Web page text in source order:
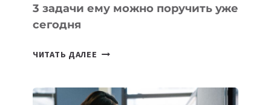
3 задачи ему можно поручить уже
сегодня
ЧИТАТЬ ДАЛЕЕ ИИ-
БИЗНЕСА: